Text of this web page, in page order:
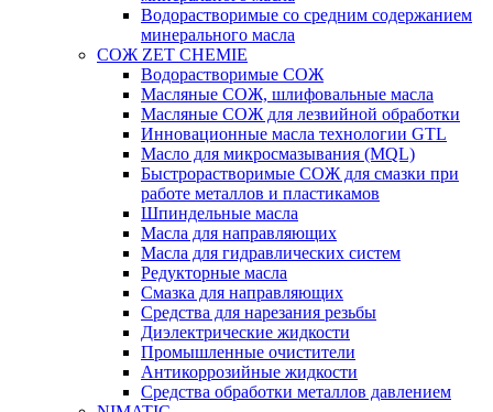
Водорастворимые со средним содержанием
минерального масла
СОЖ ZET CHEMIE
Водорастворимые СОЖ
Масляные СОЖ, шлифовальные масла
Масляные СОЖ для лезвийной обработки
Инновационные масла технологии GTL
Масло для микросмазывания (MQL)
Быстрорастворимые СОЖ для смазки при
работе металлов и пластикамов
Шпиндельные масла
Масла для направляющих
Масла для гидравлических систем
Редукторные масла
Смазка для направляющих
Средства для нарезания резьбы
Диэлектрические жидкости
Промышленные очистители
Антикоррозийные жидкости
Средства обработки металлов давлением